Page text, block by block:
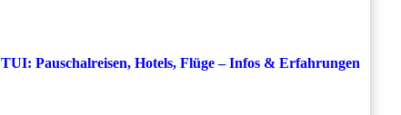
TUI: Pauschalreisen, Hotels, Flüge – Infos & Erfahrungen